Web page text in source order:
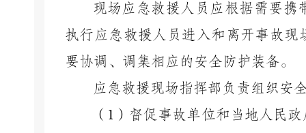
现场应急救援人员应根据需要
执行应急救援人员进入和离开事故
要协调、调集相应的安全防护装备。
应急救援现场指挥部负责组织安
（ 1 ）督促事故单位和当地人民